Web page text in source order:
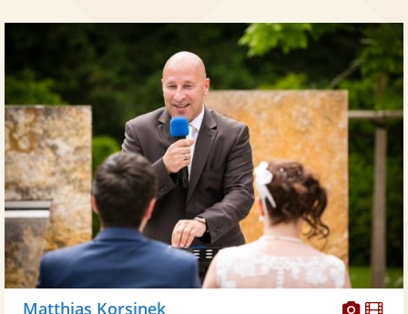
Matthias Korsinek